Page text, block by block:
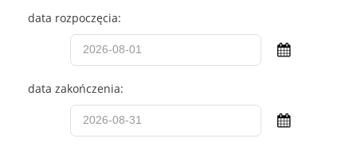
data rozpoczęcia:
data zakończenia: